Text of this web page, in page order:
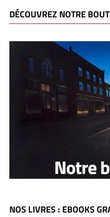
DÉCOUVREZ NOTRE
NOS LIVRES : EBOOKS